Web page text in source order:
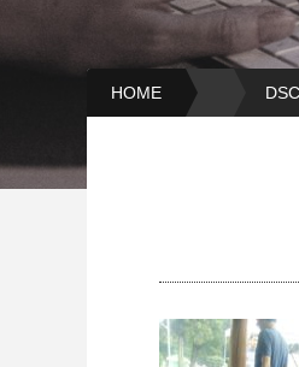
HOME